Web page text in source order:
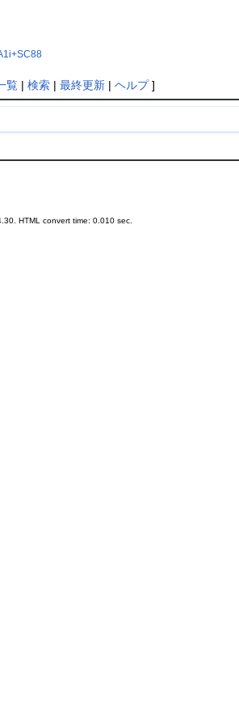
覧| 検索| 最終更新| ヘルプ]
HTML convert time: 0.010 sec.